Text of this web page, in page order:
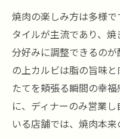
黒川駅周辺
焼肉と相性抜
贅沢な焼肉なら
焼肉で贅沢気
黒毛和牛上カ
焼肉に最適
黒川駅で黒
焼肉の楽しみ方は多様
タイルが主流であり、
分好みに調整できるの
の上カルビは脂の旨味
たてを頬張る瞬間の幸
に、ディナーのみ営業
いる店舗では、焼肉本来